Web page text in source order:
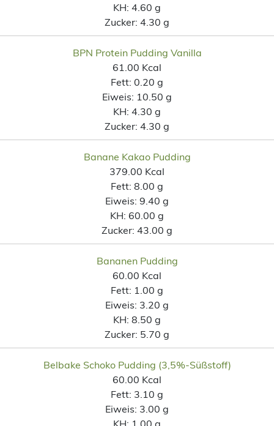
KH: 4.60 g
Zucker: 4.30 g
BPN Protein Pudding Vanilla
61.00 Kcal
Fett: 0.20 g
Eiweis: 10.50 g
KH: 4.30 g
Zucker: 4.30 g
Banane Kakao Pudding
379.00 Kcal
Fett: 8.00 g
Eiweis: 9.40 g
KH: 60.00 g
Zucker: 43.00 g
Bananen Pudding
60.00 Kcal
Fett: 1.00 g
Eiweis: 3.20 g
KH: 8.50 g
Zucker: 5.70 g
Belbake Schoko Pudding (3,5%-Süßstoff)
60.00 Kcal
Fett: 3.10 g
Eiweis: 3.00 g
KH: 1.00 g